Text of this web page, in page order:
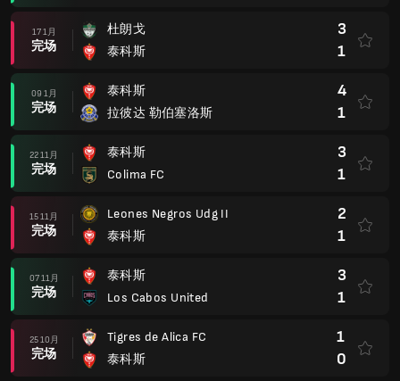
17 1月
完场
杜朗戈
泰科斯
3
1
09 1月
完场
泰科斯
拉彼达 勒伯塞洛斯
4
1
22 11月
完场
泰科斯
Colima FC
3
1
15 11月
完场
Leones Negros Udg II
泰科斯
2
1
07 11月
完场
泰科斯
Los Cabos United
3
1
25 10月
完场
Tigres de Alica FC
泰科斯
1
0